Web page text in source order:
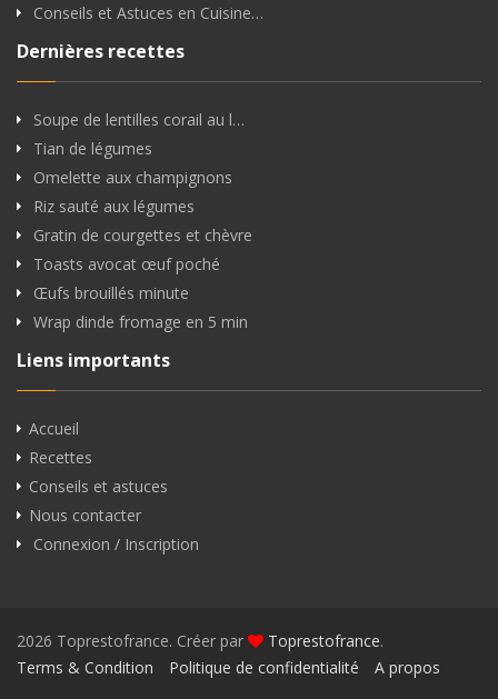
Conseils et Astuces en Cuisine…
Dernières recettes
Soupe de lentilles corail au l…
Tian de légumes
Omelette aux champignons
Riz sauté aux légumes
Gratin de courgettes et chèvre
Toasts avocat œuf poché
Œufs brouillés minute
Wrap dinde fromage en 5 min
Liens importants
Accueil
Recettes
Conseils et astuces
Nous contacter
Connexion / Inscription
2026 Toprestofrance. Créer par Toprestofrance.
Terms & Condition
Politique de confidentialité A propos